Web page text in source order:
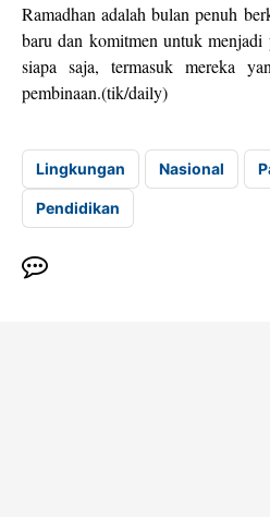
Ramadhan adalah bulan penuh
baru dan komitmen untuk
siapa saja, termasuk mereka
pembinaan.(tik/daily)
Lingkungan Nasional
Pendidikan